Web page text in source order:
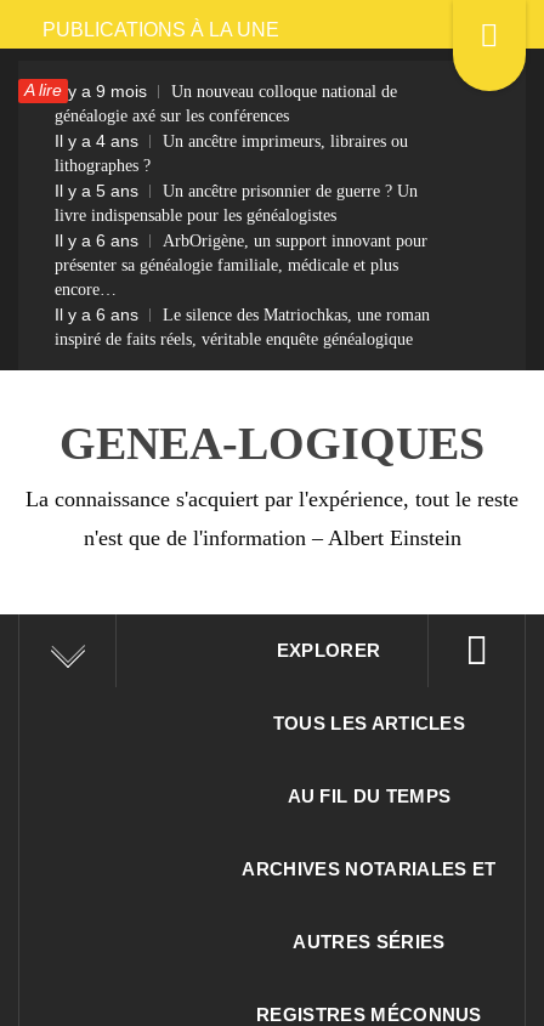
Passer
contenu
PUBLICATIONS À LA UNE
A lireIl y a 9 mois
Un nouveau colloque national de
généalogie axé sur les conférences
Il y a 4 ans
Un ancêtre imprimeurs, libraires ou
lithographes ?
Il y a 5 ans
Un ancêtre prisonnier de guerre ? Un
livre indispensable pour les généalogistes
Il y a 6 ans
ArbOrigène, un support innovant pour
présenter sa généalogie familiale, médicale et plus
encore…
Il y a 6 ans
Le silence des Matriochkas, une roman
inspiré de faits réels, véritable enquête généalogique
GENEA-LOGIQUES
La connaissance s'acquiert par l'expérience, tout le reste
n'est que de l'information – Albert Einstein
EXPLORER
TOUS LES ARTICLES
AU FIL DU TEMPS
ARCHIVES NOTARIALES ET
AUTRES SÉRIES
REGISTRES MÉCONNUS